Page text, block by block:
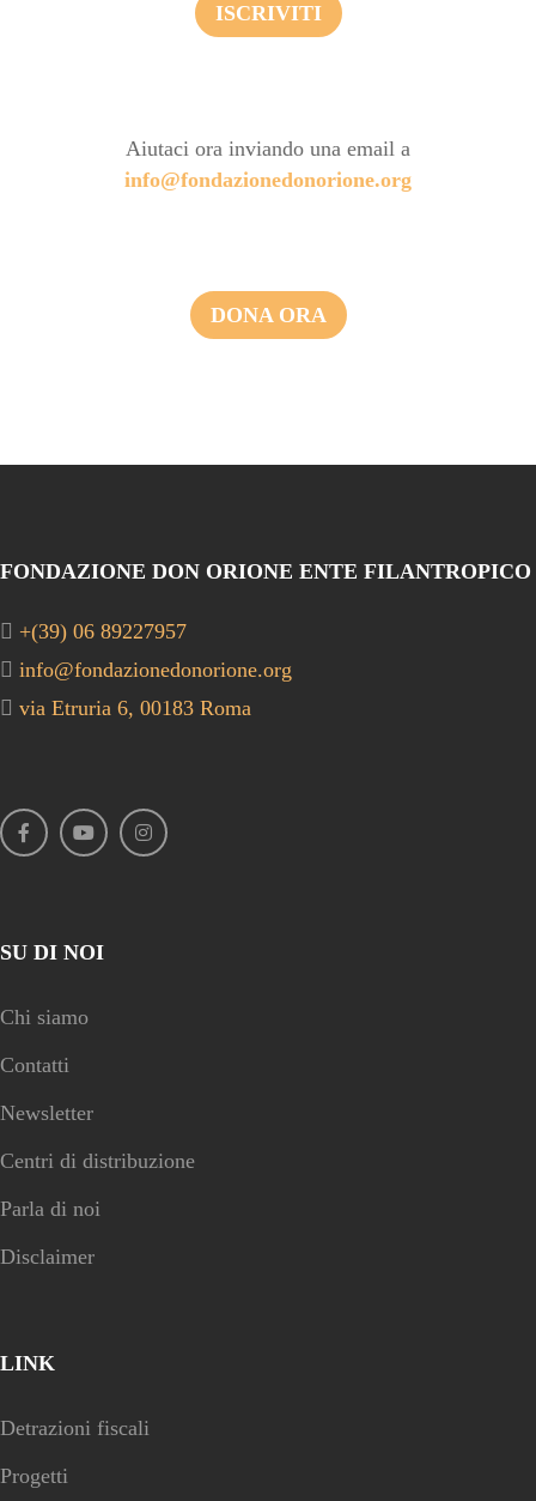
ISCRIVITI
Aiutaci ora inviando una email a
info@fondazionedonorione.org
DONA ORA
FONDAZIONE DON ORIONE ENTE FILANTROPICO
+(39) 06 89227957
info@fondazionedonorione.org
via Etruria 6, 00183 Roma
SU DI NOI
Chi siamo
Contatti
Newsletter
Centri di distribuzione
Parla di noi
Disclaimer
LINK
Detrazioni fiscali
Progetti